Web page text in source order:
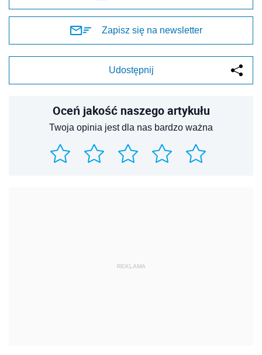
Zapisz się na newsletter
Udostępnij
Oceń jakość naszego artykułu
Twoja opinia jest dla nas bardzo ważna
REKLAMA